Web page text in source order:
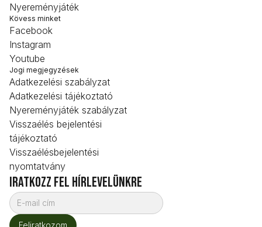
Nyereményjáték
Kövess minket
Facebook
Instagram
Youtube
Jogi megjegyzések
Adatkezelési szabályzat
Adatkezelési tájékoztató
Nyereményjáték szabályzat
Visszaélés bejelentési
tájékoztató
Visszaélésbejelentési
nyomtatvány
iratkozz fel hírlevelünkre